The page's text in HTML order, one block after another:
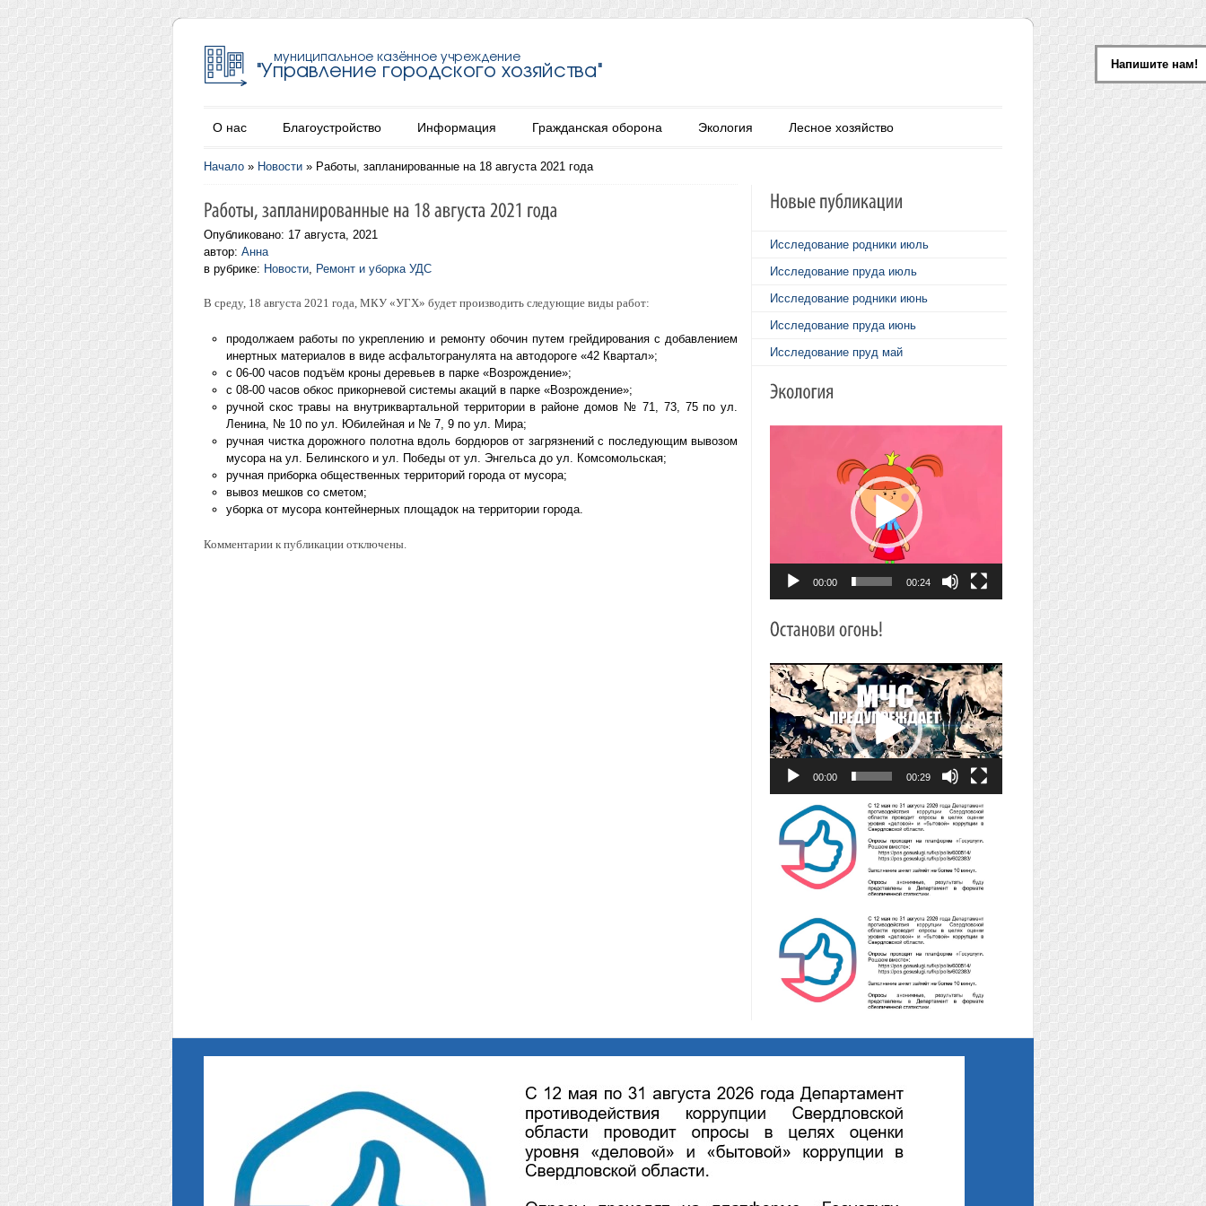
О нас Благоустройство Информация Гражданская оборона Экология Лесное хозяйство
Начало » Новости » Работы, запланированные на 18 августа 2021 года
Опубликовано: 17 августа, 2021
автор: Анна
в рубрике: Новости, Ремонт и уборка УДС
В среду, 18 августа 2021 года, МКУ «УГХ» будет производить следующие виды работ:
продолжаем работы по укреплению и ремонту обочин путем грейдирования с добавлением
инертных материалов в виде асфальтогранулята на автодороге «42 Квартал»;
с 06-00 часов подъём кроны деревьев в парке «Возрождение»;
с 08-00 часов обкос прикорневой системы акаций в парке «Возрождение»;
ручной скос травы на внутриквартальной территории в районе домов № 71, 73, 75 по ул.
Ленина, № 10 по ул. Юбилейная и № 7, 9 по ул. Мира;
ручная чистка дорожного полотна вдоль бордюров от загрязнений с последующим вывозом
мусора на ул. Белинского и ул. Победы от ул. Энгельса до ул. Комсомольская;
ручная приборка общественных территорий города от мусора;
вывоз мешков со сметом;
уборка от мусора контейнерных площадок на территории города.
Комментарии к публикации отключены.
Исследование родники июль
Исследование пруда июль
Исследование родники июнь
Исследование пруда июнь
Исследование пруд май
00:00 00:24
Видеоплеер
00:00 00:29
Напишите нам!